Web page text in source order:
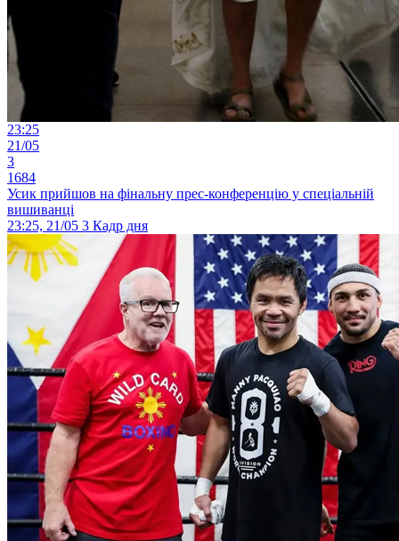
23:25
21/05
3
1684
Усик прийшов на фінальну прес-конференцію у спеціальній
вишиванці
23:25, 21/05 3 Кадр дня